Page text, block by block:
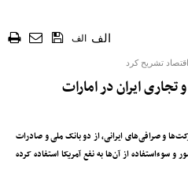
الف الف
تشریح کرد
ایران در امارات
و صرافی‌های ایرانی، از دو بانک ملی و صادرات
و سوءاستفاده از آن‌ها به نفع آمریکا استفاده کرده